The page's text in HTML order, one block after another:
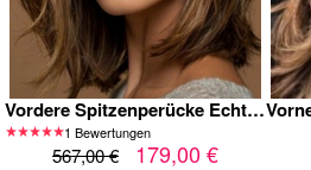
Vordere Spitzenperücke Echthaar Bob Mittelscheitel – Balayage Goldbrau
1 Bewertungen
567,00 € 179,00 €